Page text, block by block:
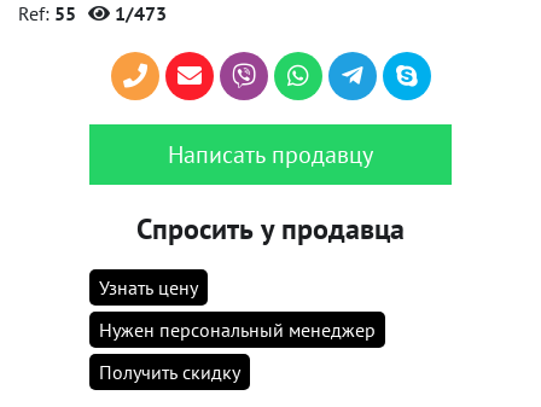
Ref: 55 1/473
Написать продавцу
Спросить у продавца
Узнать цену
Нужен персональный менеджер
Получить скидку